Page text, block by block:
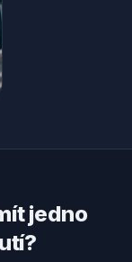
jedno